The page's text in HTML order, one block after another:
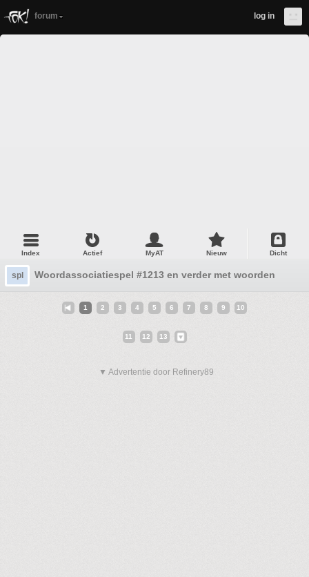
forum log in
Index Actief MyAT Nieuw Dicht
spl Woordassociatiespel #1213 en verder met woorden
1 2 3 4 5 6 7 8 9 10
11 12 13
▼ Advertentie door Refinery89